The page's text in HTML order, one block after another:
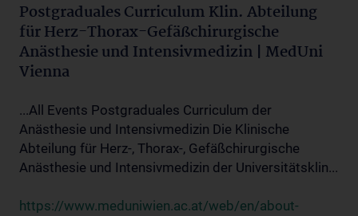
Postgraduales Curriculum Klin. Abteilung
für Herz-Thorax-Gefäßchirurgische
Anästhesie und Intensivmedizin | MedUni
Vienna
...All Events Postgraduales Curriculum der
Anästhesie und Intensivmedizin Die Klinische
Abteilung für Herz-, Thorax-, Gefäßchirurgische
Anästhesie und Intensivmedizin der Universitätsklin...
https://www.meduniwien.ac.at/web/en/about-